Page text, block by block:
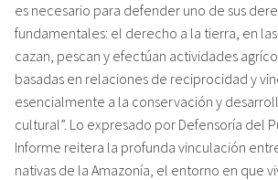
es necesario para defender uno de sus
fundamentales: el derecho a la tierra, en
cazan, pescan y efectúan actividades
basadas en relaciones de reciprocidad y
esencialmente a la conservación y
cultural”. Lo expresado por Defensoría del
Informe reitera la profunda vinculación
nativas de la Amazonía, el entorno en que